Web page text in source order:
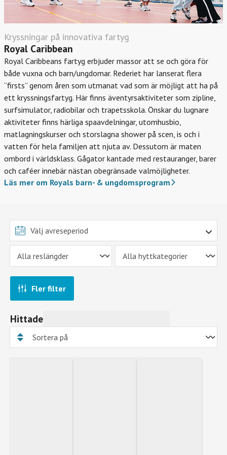
Kryssningar på innovativa fartyg
Royal Caribbean
Royal Caribbeans fartyg erbjuder massor att se och göra för
både vuxna och barn/ungdomar. Rederiet har lanserat flera
“firsts” genom åren som utmanat vad som är möjligt att ha på
ett kryssningsfartyg. Här finns äventyrsaktiviteter som zipline,
surfsimulator, radiobilar och trapetsskola. Önskar du lugnare
aktiviteter finns härliga spaavdelningar, utomhusbio,
matlagningskurser och storslagna shower på scen, is och i
vatten för hela familjen att njuta av. Dessutom är maten
ombord i världsklass. Gågator kantade med restauranger, barer
och caféer innebär nästan obegränsade valmöjligheter.
Läs mer om Royals barn- & ungdomsprogram
Fler filter
Hittade